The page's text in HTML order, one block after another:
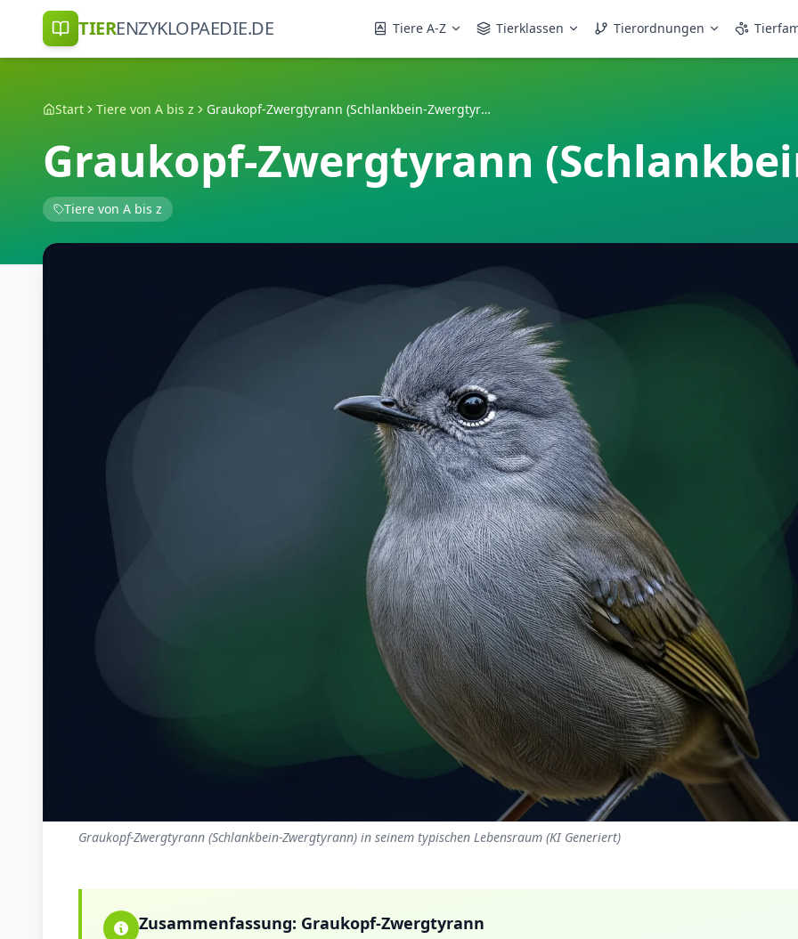
TIERENZYKLOPAEDIE.DE Tiere A-Z Tierklassen Tierordnungen
Start Tiere von A bis z Graukopf-Zwergtyrann (Schlankbein-Zwergtyrann)
Graukopf-Zwergtyrann
Tiere von A bis z
Graukopf-Zwergtyrann (Schlankbein-Zwergtyrann) in seinem typischen Lebensraum (KI Generiert)
Zusammenfassung: Graukopf-Zwergtyrann